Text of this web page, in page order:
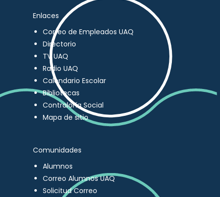
Enlaces
Correo de Empleados UAQ
Directorio
TV UAQ
Radio UAQ
Calendario Escolar
Bibliotecas
Contraloría Social
Mapa de sitio
Comunidades
Alumnos
Correo Alumnos UAQ
Solicitud Correo